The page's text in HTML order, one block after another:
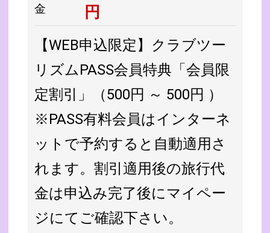
金
円
【WEB申込限定】クラブツー
リズムPASS会員特典「会員限
定割引」（500円 ～ 500円 ）
※PASS有料会員はインターネ
ットで予約すると自動適用さ
れます。割引適用後の旅行代
金は申込み完了後にマイペー
ジにてご確認下さい。